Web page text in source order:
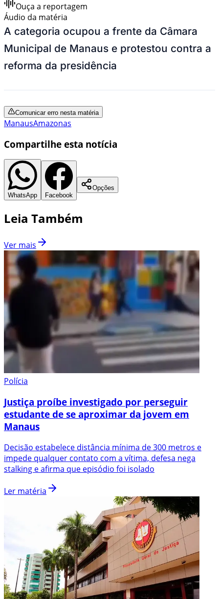
Ouça a reportagem
Áudio da matéria
A categoria ocupou a frente da Câmara
Municipal de Manaus e protestou contra a
reforma da presidência
Comunicar erro nesta matéria
ManausAmazonas
Compartilhe esta notícia
WhatsApp Facebook
Opções
Leia Também
Ver mais
Polícia
Justiça proíbe investigado por perseguir
estudante de se aproximar da jovem em
Manaus
Decisão estabelece distância mínima de 300 metros e
impede qualquer contato com a vítima, defesa nega
stalking e afirma que episódio foi isolado
Ler matéria